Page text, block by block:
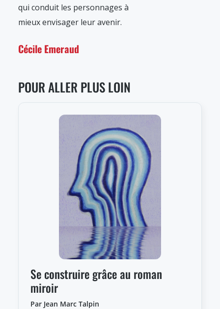
qui conduit les personnages à
mieux envisager leur avenir.
Cécile Emeraud
POUR ALLER PLUS LOIN
Se construire grâce au roman
miroir
Par Jean Marc Talpin